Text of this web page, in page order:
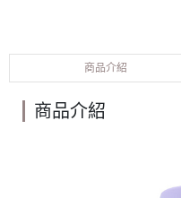
商品介紹
商品介紹